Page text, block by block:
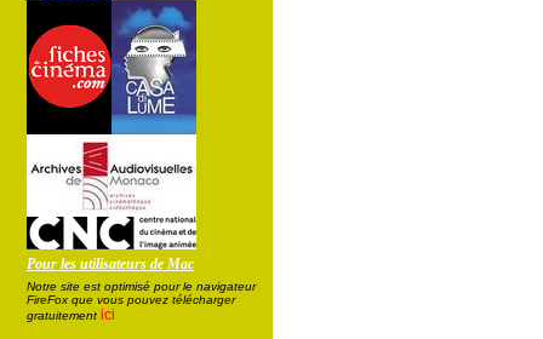
Pour les utilisateurs de Mac
Notre site est optimisé pour le navigateur
FireFox que vous pouvez télécharger
gratuitement ici